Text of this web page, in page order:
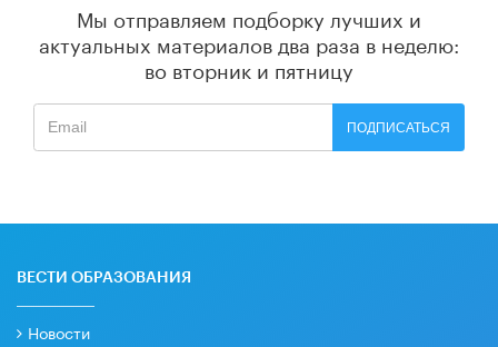
Мы отправляем подборку лучших и
актуальных материалов два раза в неделю:
во вторник и пятницу
ПОДПИСАТЬСЯ
ВЕСТИ ОБРАЗОВАНИЯ
Новости